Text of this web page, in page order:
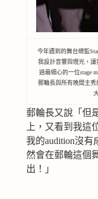
今年遇到的舞台總監
我設計音響與燈光，讓
過最細心的一位stage
郵輪長與所有晚間主
郵輪長又說「但
上，又看到我這
我的audition沒有
然會在郵輪這個
出！」